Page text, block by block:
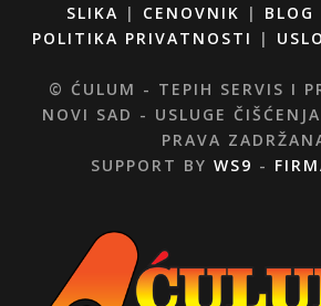
SLIKA | CENOVNIK | BLOG
POLITIKA PRIVATNOSTI
|
© ĆULUM - TEPIH SERVIS I
NOVI SAD - USLUGE
PRAVA
SUPPORT BY WS9 -